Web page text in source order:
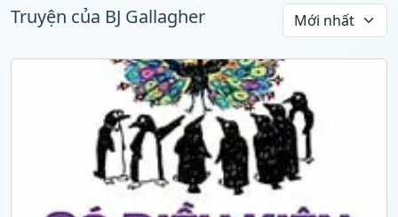
Truyện của BJ Gallagher